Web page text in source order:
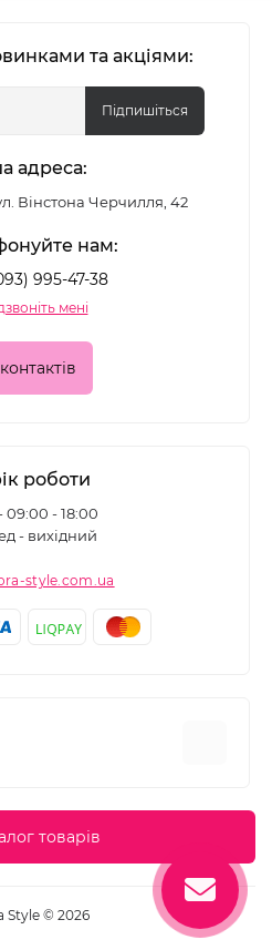
та акціями:
Підпишіться
адреса:
Вінстона Черчилля, 42
нам:
995-47-38
мені
роботи
09:00 - 18:00
- вихідний
style.com.ua
товарів
Style © 2026